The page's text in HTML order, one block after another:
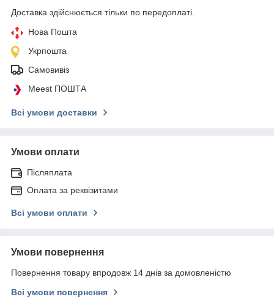
Доставка здійснюється тільки по передоплаті.
Нова Пошта
Укрпошта
Самовивіз
Meest ПОШТА
Всі умови доставки
Умови оплати
Післяплата
Оплата за реквізитами
Всі умови оплати
Умови повернення
Повернення товару впродовж 14 днів за домовленістю
Всі умови повернення